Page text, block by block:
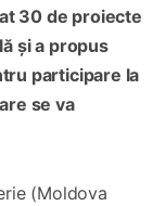
30 de proiecte
și a propus
participare la
se va
(Moldova